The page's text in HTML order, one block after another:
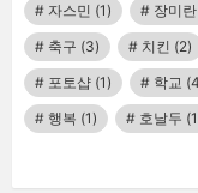
자스민 (1) 장미란
축구 (3) 치킨 (2)
포토샵 (1) 학교
행복 (1) 호날두